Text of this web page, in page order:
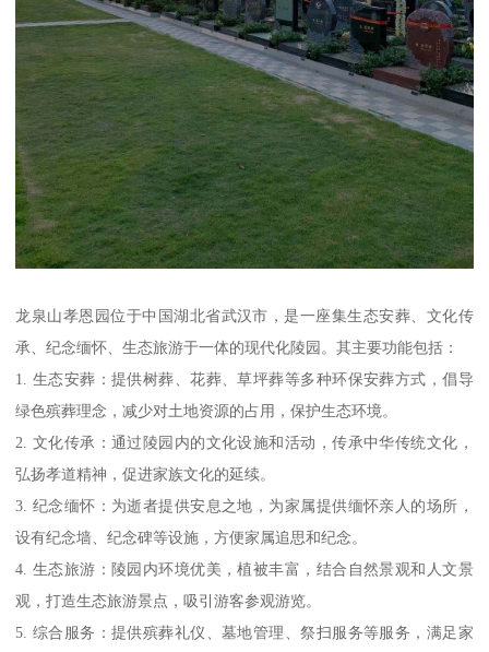
龙泉山孝恩园位于中国湖北省武汉市，是一座集生态安葬、文化传
承、纪念缅怀、生态旅游于一体的现代化陵园。其主要功能包括：
1. 生态安葬：提供树葬、花葬、草坪葬等多种环保安葬方式，倡导
绿色殡葬理念，减少对土地资源的占用，保护生态环境。
2. 文化传承：通过陵园内的文化设施和活动，传承中华传统文化，
弘扬孝道精神，促进家族文化的延续。
3. 纪念缅怀：为逝者提供安息之地，为家属提供缅怀亲人的场所，
设有纪念墙、纪念碑等设施，方便家属追思和纪念。
4. 生态旅游：陵园内环境优美，植被丰富，结合自然景观和人文景
观，打造生态旅游景点，吸引游客参观游览。
5. 综合服务：提供殡葬礼仪、墓地管理、祭扫服务等服务，满足家